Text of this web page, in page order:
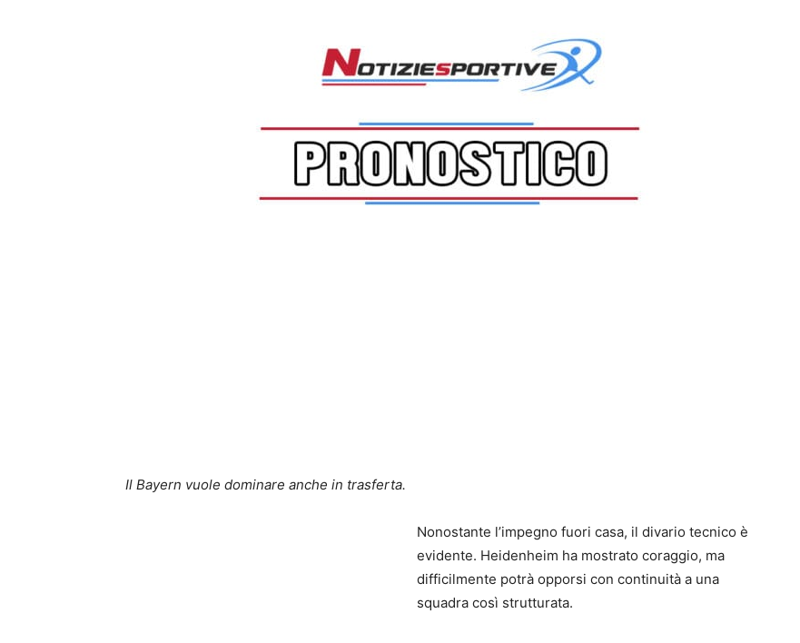
Il Bayern vuole dominare anche in trasferta.
Nonostante l’impegno fuori casa, il divario tecnico è
evidente. Heidenheim ha mostrato coraggio, ma
difficilmente potrà opporsi con continuità a una
squadra così strutturata.